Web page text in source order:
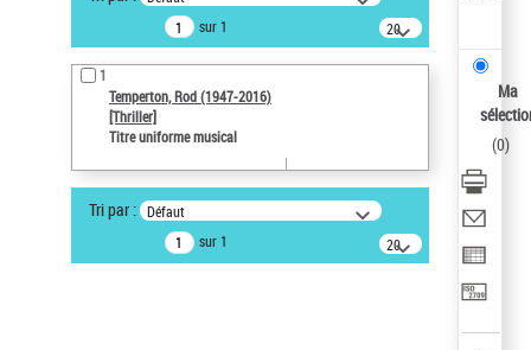
Recherche avancée dans les
notices d’autorité
Œuvres liées à l'auteur :
Temperton, Rod (1947-2016)
Auteur d’œuvre
Type de notice d'autorité
Titre uniforme musical
Pays
sur 1
20
résultats/page
1
Temperton, Rod (1947-2016)
[Thriller]
Titre uniforme musical
Tri par : Défaut
sur 1
20
résultats/page
Ma
(0)